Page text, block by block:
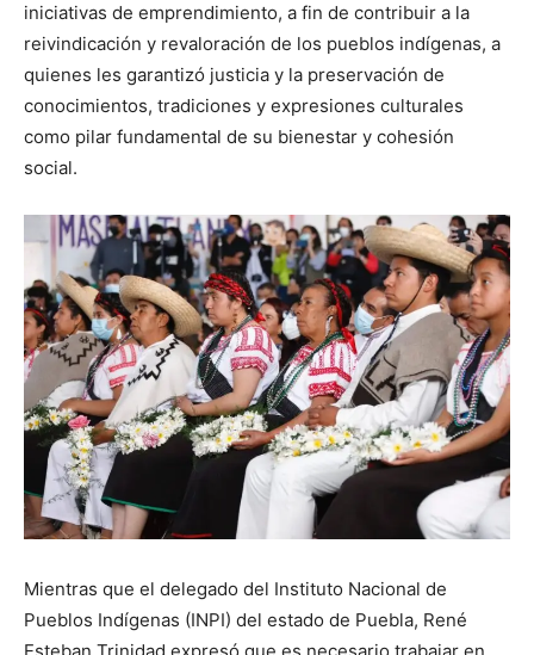
iniciativas de emprendimiento, a fin de contribuir a la
reivindicación y revaloración de los pueblos indígenas, a
quienes les garantizó justicia y la preservación de
conocimientos, tradiciones y expresiones culturales
como pilar fundamental de su bienestar y cohesión
social.
Mientras que el delegado del Instituto Nacional de
Pueblos Indígenas (INPI) del estado de Puebla, René